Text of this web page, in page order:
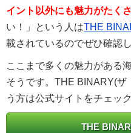
イント以外にも魅力がたく
い！」という人はTHE
載されているのでぜひ確認
ここまで多くの魅力がある
そうです。THE BINARY(ザ
う方は公式サイトをチェック
THE